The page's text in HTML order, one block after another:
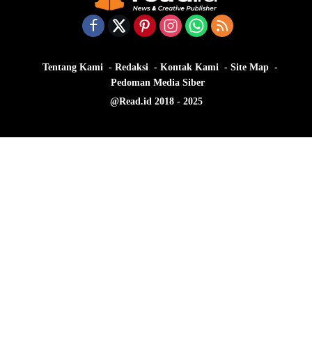
Tentang Kami Redaksi Kontak Kami
Site Map
Pedoman Media Siber
@Read.id 2018 - 2025